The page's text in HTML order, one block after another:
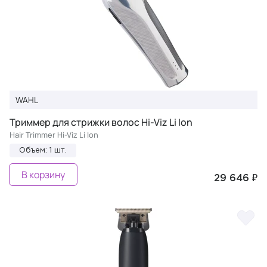
WAHL
Триммер для стрижки волос Hi-Viz Li Ion
Hair Trimmer Hi-Viz Li Ion
Объем: 1 шт.
29 646 ₽
В корзину